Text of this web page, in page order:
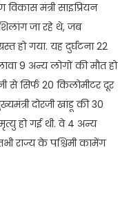
मंत्री साइप्रियन
जा रहे थे, जब
हो गया. यह दुर्घटना 22
9 अन्य लोगों की मौत हो
से सिर्फ 20 किलोमीटर दूर
दोरजी खांडू की 30
हो गई थी. वे 4 अन्य
राज्य के पश्चिमी कामेंग